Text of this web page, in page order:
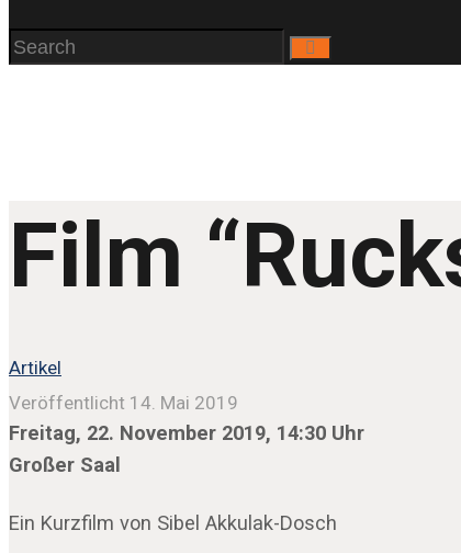
Film
Artikel
Veröffentlicht 14. Mai 2019
Freitag, 22. November 2019, 14:30 Uhr
Großer Saal
Ein Kurzfilm von Sibel Akkulak-Dosch